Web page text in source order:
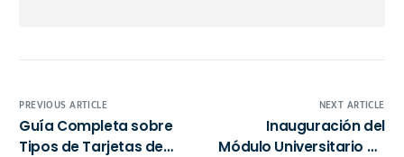
PREVIOUS ARTICLE
Guía Completa sobre
Tipos de Tarjetas de
NEXT ARTICLE
Inauguración del
Módulo Universitario de